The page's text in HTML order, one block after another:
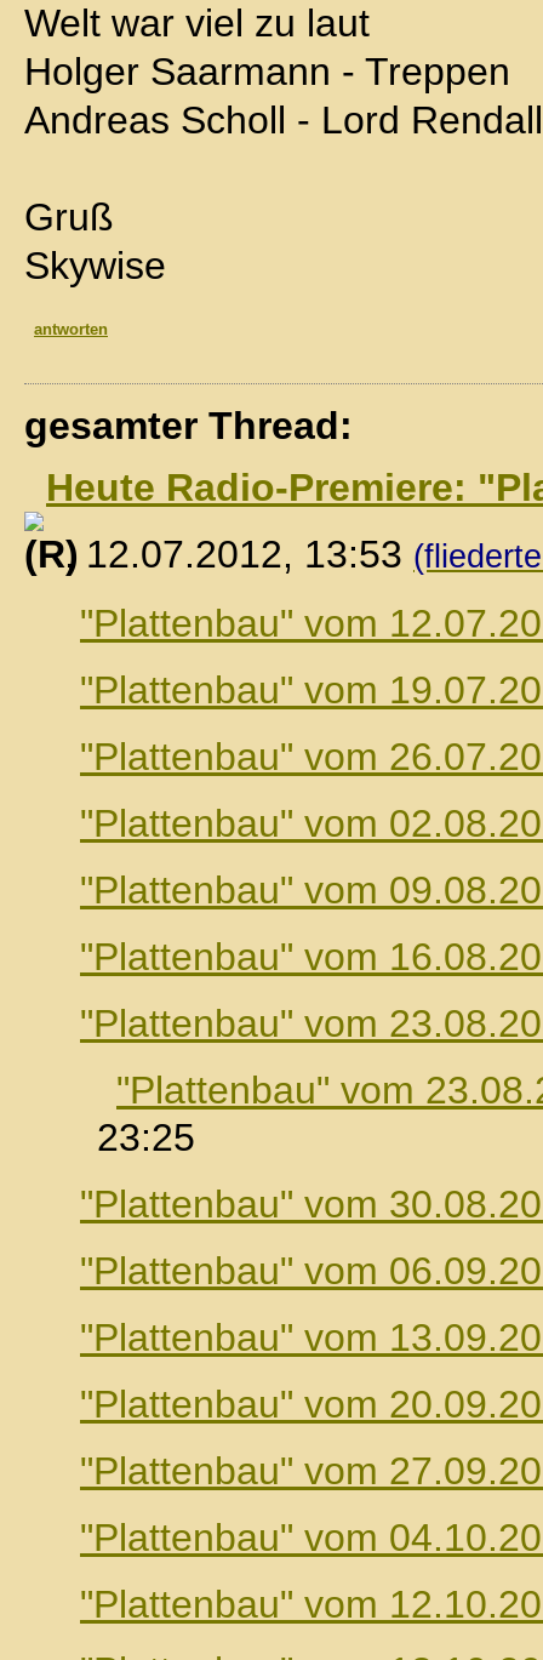
Welt war viel zu laut
Holger Saarmann - Treppen
Andreas Scholl - Lord Rendall
Gruß
Skywise
antworten
gesamter Thread:
Heute Radio-Premiere:
, 12.07.2012, 13:53
"Plattenbau" vom
"Plattenbau" vom
"Plattenbau" vom
"Plattenbau" vom
"Plattenbau" vom
"Plattenbau" vom
"Plattenbau" vom
"Plattenbau" vom
23:25
"Plattenbau" vom
"Plattenbau" vom
"Plattenbau" vom
"Plattenbau" vom
"Plattenbau" vom
"Plattenbau" vom
"Plattenbau" vom